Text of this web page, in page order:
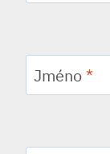
Jméno *